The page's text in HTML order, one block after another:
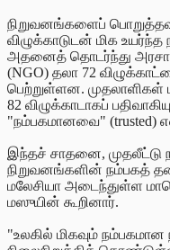
நிறுவனங்களைப்
விழுக்காடுடன் மிக
அதனைத் தொடர்ந்து
(NGO) தலா 72
பெற்றுள்ளன.
82 விழுக்காடாகப்
"நம்பகமானவை" (trusted)
இந்தச் சாதனை, முதலீட்டு
நிறுவனங்களின் நம்பகத்
மலேசியா அடைந்துள்ள
மஸுயின் கூறினார்.
"உலகில் மிகவும்